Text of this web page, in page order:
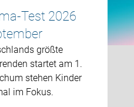
Test 2026
größte
startet am 1.
stehen Kinder
im Fokus.